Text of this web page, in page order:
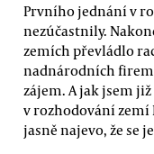
Prvního jednání v
nezúčastnily.
zemích převládlo
nadnárodních
zájem. A jak jsem
v rozhodování zemí
jasně najevo, že se